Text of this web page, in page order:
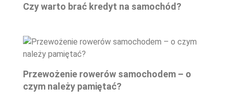
Czy warto brać kredyt na samochód?
Przewożenie rowerów samochodem – o
czym należy pamiętać?